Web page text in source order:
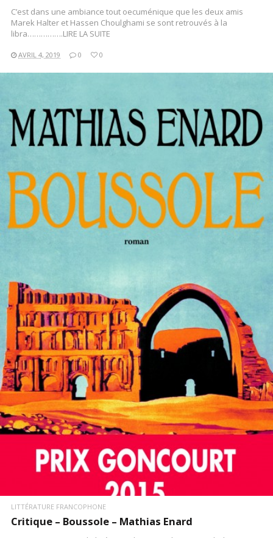
C’est dans une ambiance tout oecuménique que les deux amis
Marek Halter et Hassen Choulghami se sont retrouvés à la
libra…………….LIRE LA SUITE
AVRIL 4, 2019 0 0
LIRE LA SUITE
LITTÉRATURE FRANCOPHONE
Critique – Boussole – Mathias Enard